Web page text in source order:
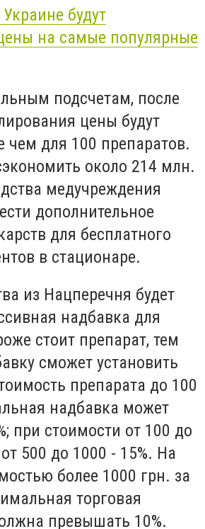
будут
на самые популярные
подсчетам, после
цены будут
чем для 100 препаратов.
около 214 млн.
медучреждения
дополнительное
для бесплатного
в стационаре.
из Нацперечня будет
надбавка для
стоит препарат, тем
сможет установить
препарата до 100
надбавка может
при стоимости от 100 до
500 до 1000 - 15%. На
более 1000 грн. за
торговая
превышать 10%.